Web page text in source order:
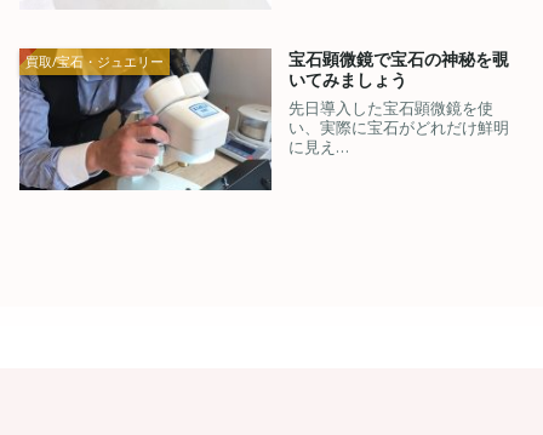
買取/宝石・ジュエリー
宝石顕微鏡で宝石の神秘を覗
いてみましょう
先日導入した宝石顕微鏡を使
い、実際に宝石がどれだけ鮮明
に見え…